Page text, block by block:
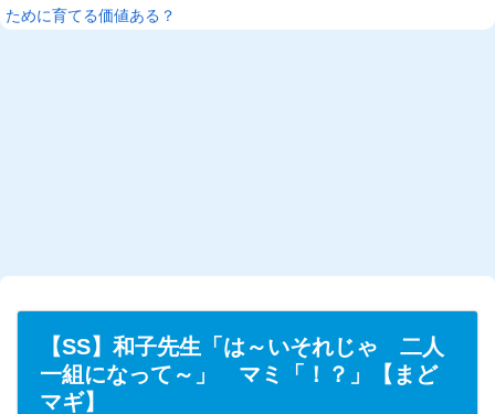
ために育てる価値ある？
【SS】和子先生「は～いそれじゃ 二人
一組になって～」 マミ「！？」【まど
マギ】